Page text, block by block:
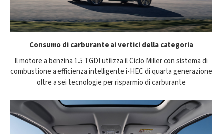
Consumo di carburante ai vertici della categoria
Il motore a benzina 1.5 TGDI utilizza il Ciclo Miller con sistema di
combustione a efficienza intelligente i-HEC di quarta generazione
oltre a sei tecnologie per risparmio di carburante